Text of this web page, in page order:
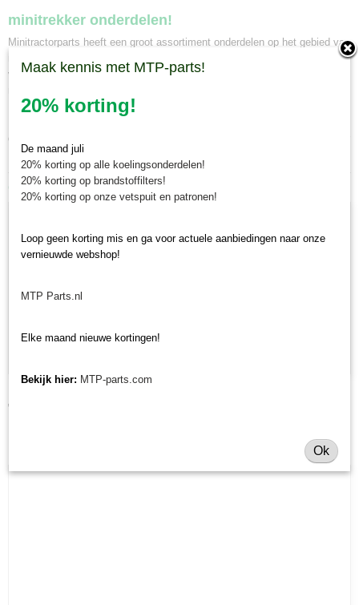
minitrekker onderdelen!
Minitractorparts heeft een groot assortiment onderdelen op het gebied van
minitractoren, miditractoren, compacttractoren en aanbouwwerktuigen. Wij
verkopen deze onderdelen met als specialisme de Japanse
deze tankdop, voor uw Yanmar EF 227, EF 230, EF 233, EF 235, Yanmar
EF 312, EF 352.
Ook interessant
€ 34,48
Maak kennis met MTP-parts!
20% korting!
De maand juli
20% korting op alle koelingsonderdelen!
20% korting op brandstoffilters!
20% korting op onze vetspuit en patronen!
Loop geen korting mis en ga voor actuele aanbiedingen naar onze
vernieuwde webshop!
MTP Parts.nl
Elke maand nieuwe kortingen!
Bekijk hier: MTP-parts.com
Ok